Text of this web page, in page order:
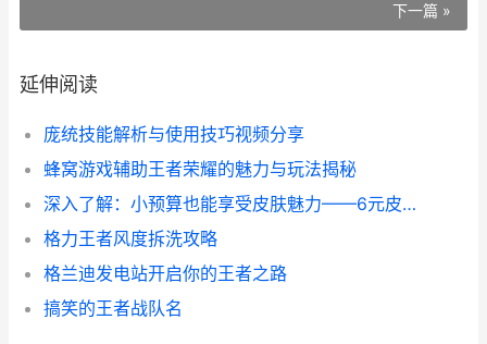
下一篇 »
延伸阅读
庞统技能解析与使用技巧视频分享
蜂窝游戏辅助王者荣耀的魅力与玩法揭秘
深入了解：小预算也能享受皮肤魅力——6元皮肤作者认为王者荣耀这个游戏里的攻略
格力王者风度拆洗攻略
格兰迪发电站开启你的王者之路
搞笑的王者战队名